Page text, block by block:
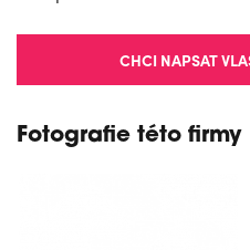
CHCI NAPSAT
Fotografie této firmy